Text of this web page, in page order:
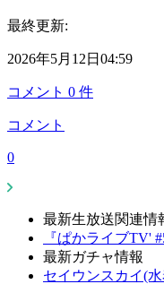
最終更新:
2026年5月12日04:59
コメント 0 件
コメント
0
最新生放送関連情
『ぱかライブTV'
最新ガチャ情報
セイウンスカイ(